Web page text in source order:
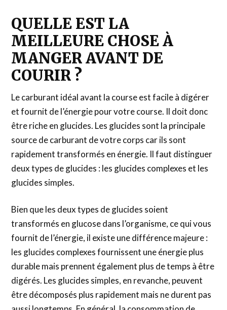
QUELLE EST LA
MEILLEURE CHOSE À
MANGER AVANT DE
COURIR ?
Le carburant idéal avant la course est facile à digérer
et fournit de l’énergie pour votre course. Il doit donc
être riche en glucides. Les glucides sont la principale
source de carburant de votre corps car ils sont
rapidement transformés en énergie. Il faut distinguer
deux types de glucides : les glucides complexes et les
glucides simples.
Bien que les deux types de glucides soient
transformés en glucose dans l’organisme, ce qui vous
fournit de l’énergie, il existe une différence majeure :
les glucides complexes fournissent une énergie plus
durable mais prennent également plus de temps à être
digérés. Les glucides simples, en revanche, peuvent
être décomposés plus rapidement mais ne durent pas